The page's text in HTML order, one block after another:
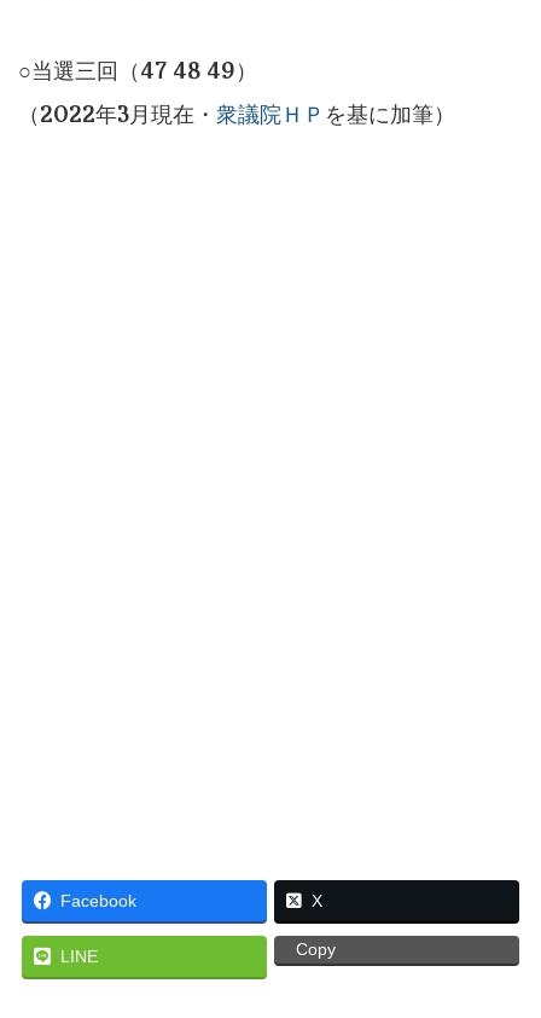
○当選三回（47 48 49）
（2022年3月現在・ 衆議院ＨＰ を基に加筆）
Facebook X
LINE Copy